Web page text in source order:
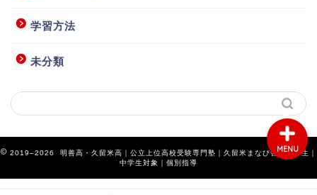
学習方法
未分類
2019–2026 明善高・久留米高｜公立上位高校受験専門塾｜久留米まなび舎｜小学生｜
中学生対象｜個別指導
MENU